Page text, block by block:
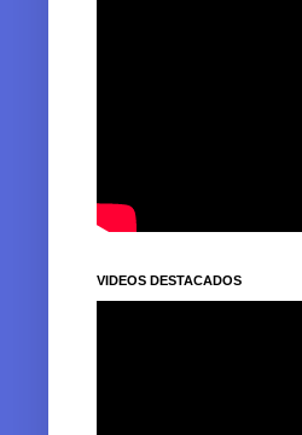
VIDEOS DESTACADOS